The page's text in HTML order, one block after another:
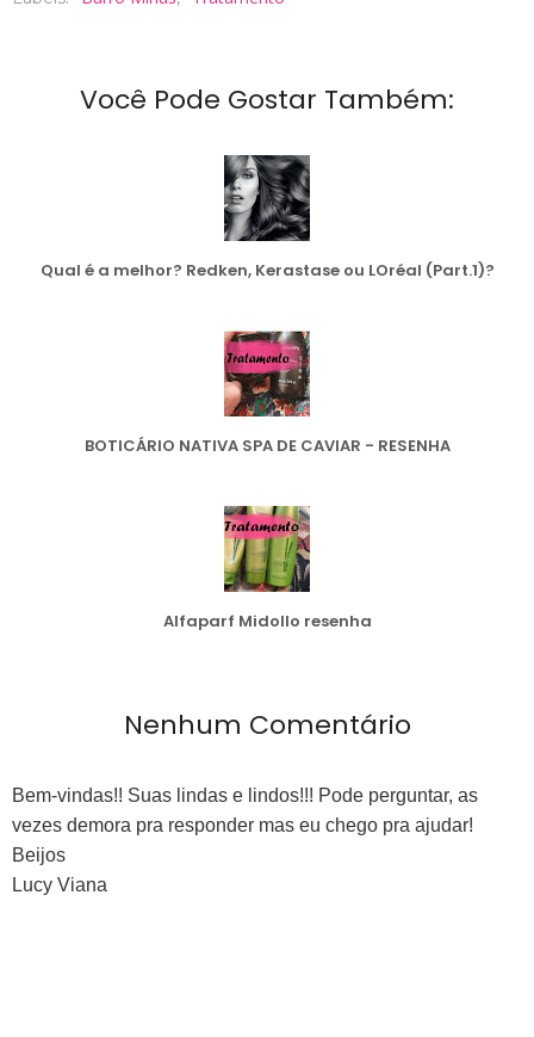
Você Pode Gostar Também:
Qual é a melhor? Redken, Kerastase ou LOréal (Part.1)?
BOTICÁRIO NATIVA SPA DE CAVIAR - RESENHA
Alfaparf Midollo resenha
Nenhum Comentário
Bem-vindas!! Suas lindas e lindos!!! Pode perguntar, as
vezes demora pra responder mas eu chego pra ajudar!
Beijos
Lucy Viana